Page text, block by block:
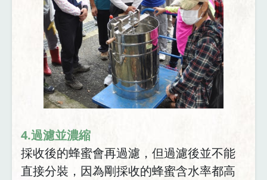
4.過濾並濃縮
採收後的蜂蜜會再過濾，但過濾後並不能
直接分裝，因為剛採收的蜂蜜含水率都高